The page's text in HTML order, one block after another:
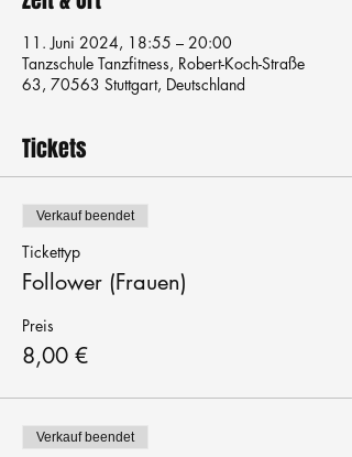
11. Juni 2024, 18:55 – 20:00
Tanzschule Tanzfitness, Robert-Koch-Straße
63, 70563 Stuttgart, Deutschland
Tickets
Verkauf beendet
Tickettyp
Follower (Frauen)
Preis
8,00 €
Verkauf beendet